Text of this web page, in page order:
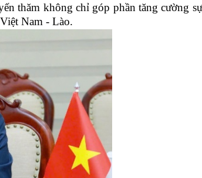
thăm không chỉ góp phần tăng cường
Nam - Lào.